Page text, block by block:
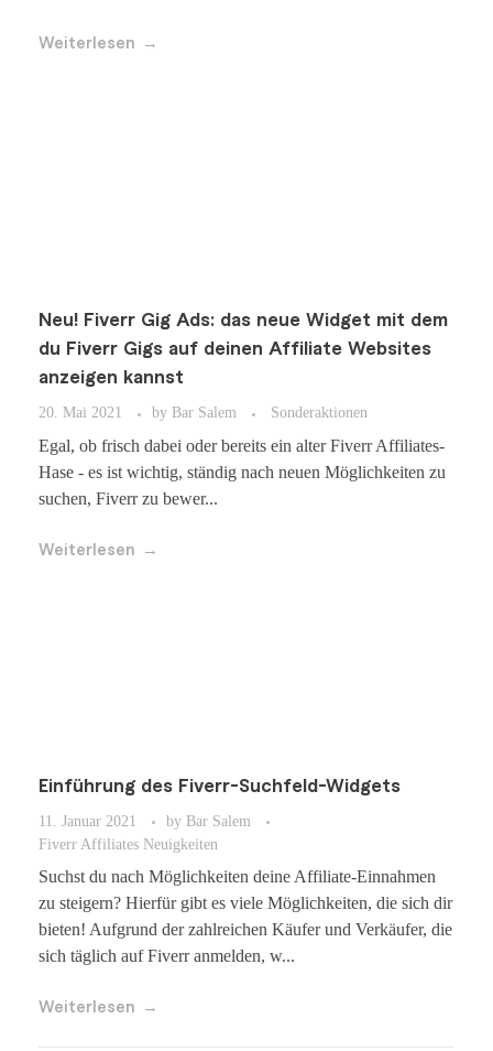
Weiterlesen
Neu! Fiverr Gig Ads: das neue Widget mit dem
du Fiverr Gigs auf deinen Affiliate Websites
anzeigen kannst
20. Mai 2021
by Bar Salem Sonderaktionen
Egal, ob frisch dabei oder bereits ein alter Fiverr Affiliates-
Hase - es ist wichtig, ständig nach neuen Möglichkeiten zu
suchen, Fiverr zu bewer...
Weiterlesen
Einführung des Fiverr-Suchfeld-Widgets
11. Januar 2021
by Bar Salem
Fiverr Affiliates Neuigkeiten
Suchst du nach Möglichkeiten deine Affiliate-Einnahmen
zu steigern? Hierfür gibt es viele Möglichkeiten, die sich dir
bieten! Aufgrund der zahlreichen Käufer und Verkäufer, die
sich täglich auf Fiverr anmelden, w...
Weiterlesen